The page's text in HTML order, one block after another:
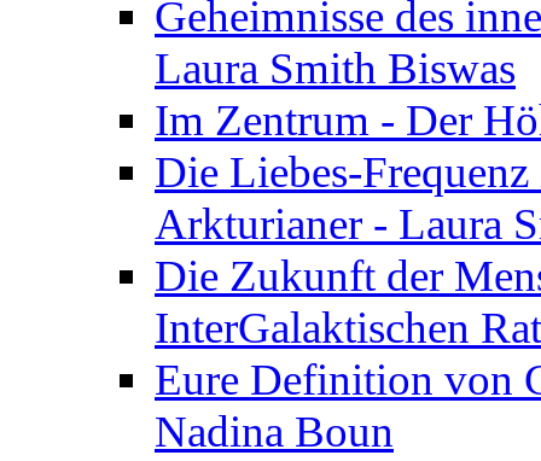
Geheimnisse des
Laura Smith Biswas
Im Zentrum - Der
Die Liebes-
Arkturianer - Laura
Die Zukunft der
InterGalaktischen
Eure Definition von
Nadina Boun